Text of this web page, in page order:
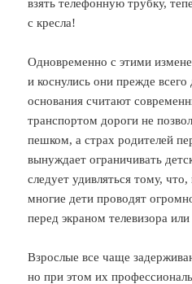
взять телефонную трубку,
с кресла!
Одновременно с этими
и коснулись они прежде всего
основания считают
транспортом дороги не
пешком, а страх родителей
вынуждает ограничивать
следует удивляться тому,
многие дети проводят
перед экраном телевизора
Взрослые все чаще
но при этом их